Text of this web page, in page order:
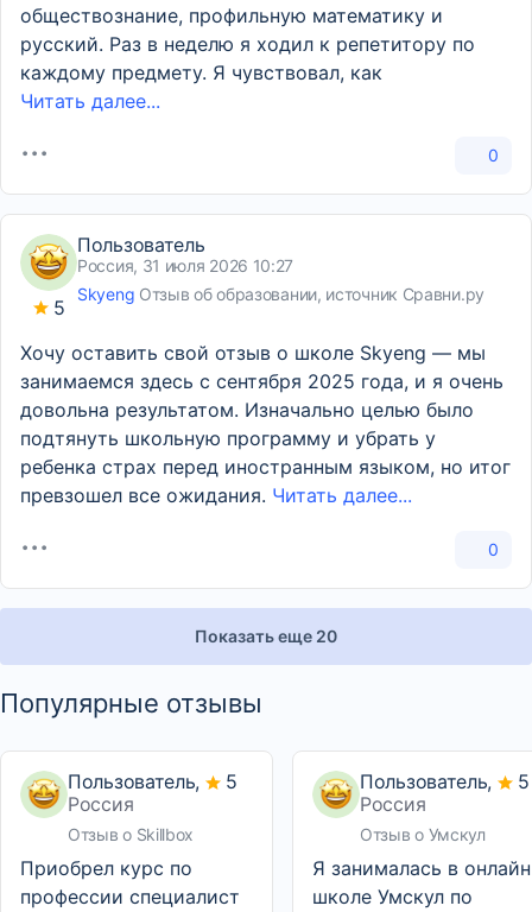
обществознание, профильную математику и
русский. Раз в неделю я ходил к репетитору по
каждому предмету. Я чувствовал, как
Читать далее...
0
5
Пользователь
Россия, 31 июля 2026 10:27
Skyeng Отзыв об образовании, источник Сравни.ру
Хочу оставить свой отзыв о школе Skyeng — мы
занимаемся здесь с сентября 2025 года, и я очень
довольна результатом. Изначально целью было
подтянуть школьную программу и убрать у
ребенка страх перед иностранным языком, но итог
превзошел все ожидания. Читать далее...
0
Показать еще 20
Популярные отзывы
Пользователь,
Россия
Отзыв о Skillbox
5
Приобрел курс по
профессии специалист
Пользователь,
Россия
Отзыв о Умскул
5
Я занималась в
школе Умскул по